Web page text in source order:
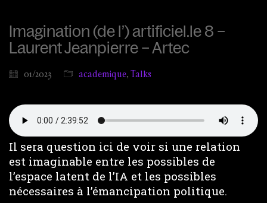
Imagination (de l’) artificiel.le 8 –
Laurent Jeanpierre – Artec
01/2023 academique, Talks
Il sera question ici de voir si une relation
est imaginable entre les possibles de
l’espace latent de l’IA et les possibles
nécessaires à l’émancipation politique.